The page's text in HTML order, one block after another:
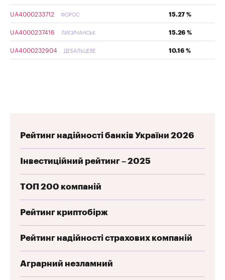
UA4000233712 ФОРОС 15.27 %
UA4000237416 ЛИСИЧАНСЬК 15.26 %
UA4000232904 ДЕБАЛЬЦЕВЕ 10.16 %
Рейтинг надійності банків України 2026
Інвестиційний рейтинг – 2025
ТОП 200 компаній
Рейтинг криптобірж
Рейтинг надійності страхових компаній
Аграрний незламний